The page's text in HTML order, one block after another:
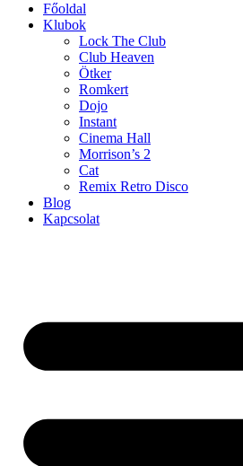
Főoldal
Klubok
Lock The Club
Club Heaven
Ötker
Romkert
Dojo
Instant
Cinema Hall
Morrison’s 2
Cat
Remix Retro Disco
Blog
Kapcsolat